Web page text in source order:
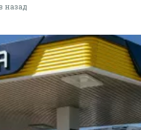
назад